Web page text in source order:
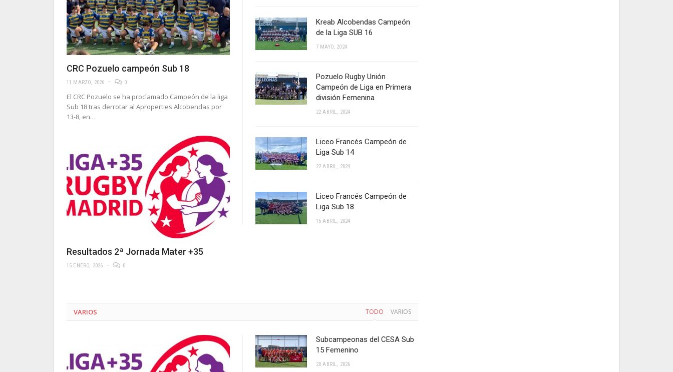
CRC Pozuelo campeón Sub 18
11 MARZO, 2026 0
El CRC Pozuelo se ha proclamado Campeón de la liga
Sub 18 tras derrotar al Aproperties Alcobendas por
13-8, en…
Resultados 2ª Jornada Mater +35
15 ENERO, 2026 0
Kreab Alcobendas Campeón
de la Liga SUB 16
7 MAYO, 2024
Pozuelo Rugby Unión
Campeón de Liga en Primera
división Femenina
22 ABRIL, 2024
Liceo Francés Campeón de
Liga Sub 14
22 ABRIL, 2024
Liceo Francés Campeón de
Liga Sub 18
15 ABRIL, 2024
VARIOS TODO VARIOS
Subcampeonas del CESA Sub
15 Femenino
20 ABRIL, 2026